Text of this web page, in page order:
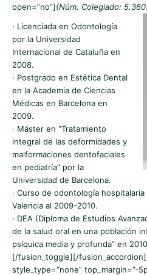
open=”no”](Núm. Colegiado:
· Licenciada en Odontología
por la Universidad
Internacional de Cataluña en
2008.
· Postgrado en Estética Dental
en la Academia de Ciencias
Médicas en Barcelona en
2009.
· Máster en “Tratamiento
integral de las deformidades y
malformaciones dentofaciales
en pediatría” por la
Universidad de Barcelona.
· Curso de odontología
Valencia al 2009-2010.
· DEA (Diploma de Estudios
de la salud oral en una población
psíquica media y profunda” en
[/fusion_toggle][/
style_type=”none” top_margin=”-